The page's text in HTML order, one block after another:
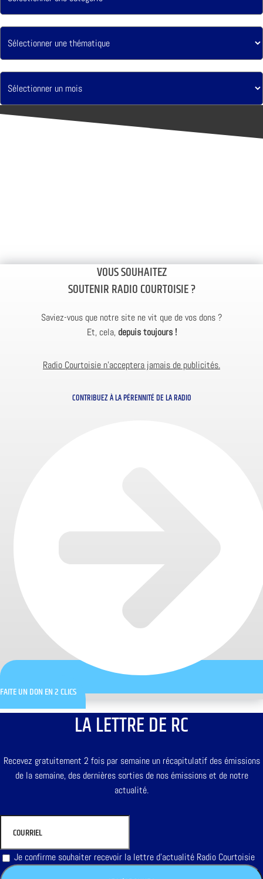
VOUS SOUHAITEZ
SOUTENIR RADIO COURTOISIE ?
Saviez-vous que notre site ne vit que de vos dons ?
Et, cela, depuis toujours !
Radio Courtoisie n’acceptera jamais de publicités.
CONTRIBUEZ À LA PÉRENNITÉ DE LA RADIO
FAITE UN DON EN 2 CLICS
LA LETTRE DE RC
Recevez gratuitement 2 fois par semaine un récapitulatif des émissions
de la semaine, des dernières sorties de nos émissions et de notre
actualité.
Je confirme souhaiter recevoir la lettre d'actualité Radio Courtoisie